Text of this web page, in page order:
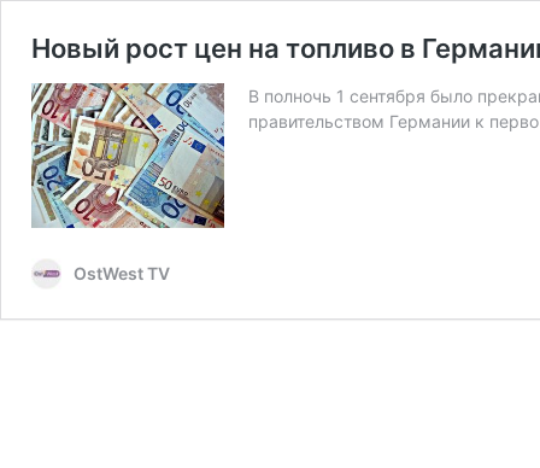
Новый рост цен на топливо в
В полночь 1 сентября было
правительством Германии к
OstWest TV